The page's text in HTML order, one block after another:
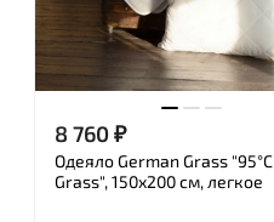
8 760₽
Одеяло German Grass "95°C
Grass", 150x200 см, легкое